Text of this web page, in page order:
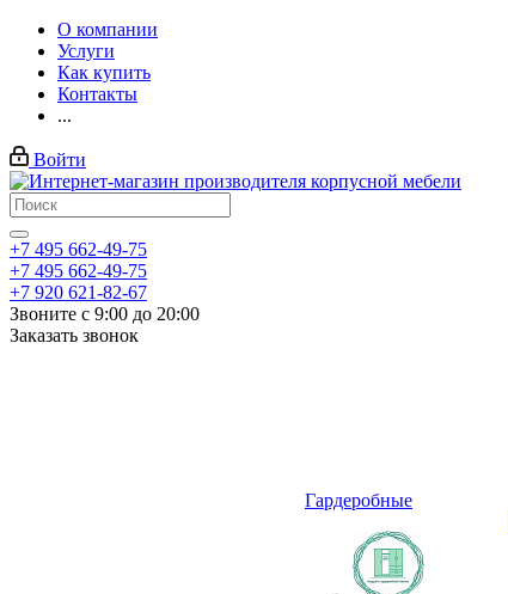
О компании
Услуги
Как купить
Контакты
...
Войти
+7 495 662-49-75
+7 495 662-49-75
+7 920 621-82-67
Звоните с 9:00 до 20:00
Заказать звонок
Гардеробные